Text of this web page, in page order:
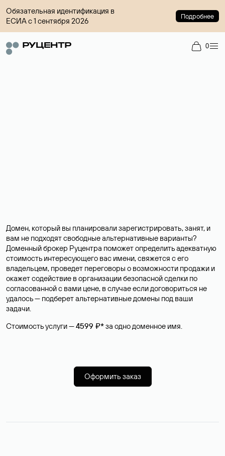
Обязательная идентификация в
ЕСИА с 1 сентября 2026
Подробнее
0
Домен, который вы планировали зарегистрировать, занят, и
вам не подходят свободные альтернативные варианты?
Доменный брокер Руцентра поможет определить адекватную
стоимость интересующего вас имени, свяжется с его
владельцем, проведет переговоры о возможности продажи и
окажет содействие в организации безопасной сделки по
согласованной с вами цене, в случае если договориться не
удалось — подберет альтернативные домены под ваши
задачи.
Стоимость услуги —4599 ₽*за одно доменное имя.
Оформить заказ